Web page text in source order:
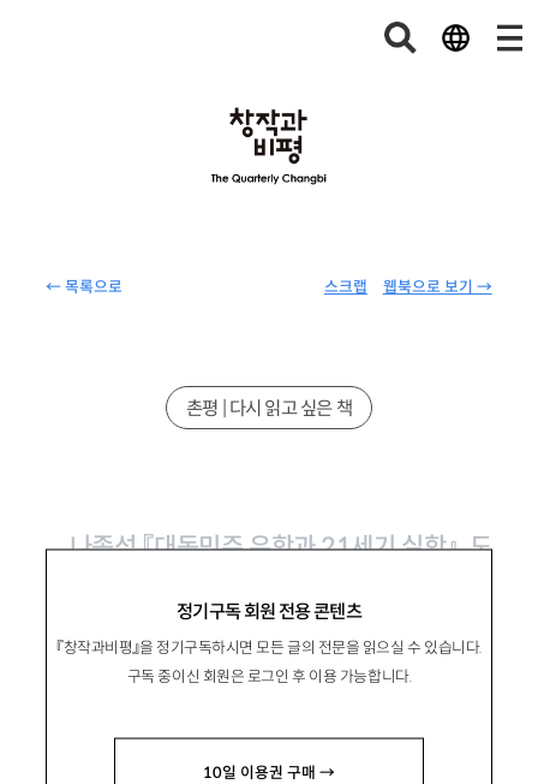
← 목록으로 웹북으로 보기 →
스크랩
정기구독 회원 전용 콘텐츠
『창작과비평』을 정기구독하시면 모든 글의 전문을 읽으실 수 있습니다.
구독 중이신 회원은 로그인 후 이용 가능합니다.
10일 이용권 구매 →
촌평 | 다시 읽고 싶은 책
나종석 『대동민주 유학과 21세기 실학』, 도
대동민주 유학론이 넘어서야 할 의심들